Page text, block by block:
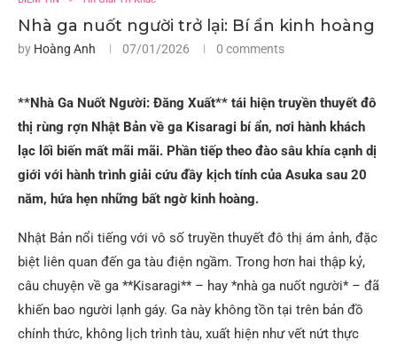
Nhà ga nuốt người trở lại: Bí ẩn kinh hoàng
by Hoàng Anh 07/01/2026 0 comments
**Nhà Ga Nuốt Người: Đăng Xuất** tái hiện truyền thuyết đô
thị rùng rợn Nhật Bản về ga Kisaragi bí ẩn, nơi hành khách
lạc lối biến mất mãi mãi. Phần tiếp theo đào sâu khía cạnh dị
giới với hành trình giải cứu đầy kịch tính của Asuka sau 20
năm, hứa hẹn những bất ngờ kinh hoàng.
Nhật Bản nổi tiếng với vô số truyền thuyết đô thị ám ảnh, đặc
biệt liên quan đến ga tàu điện ngầm. Trong hơn hai thập kỷ,
câu chuyện về ga **Kisaragi** – hay *nhà ga nuốt người* – đã
khiến bao người lạnh gáy. Ga này không tồn tại trên bản đồ
chính thức, không lịch trình tàu, xuất hiện như vết nứt thực